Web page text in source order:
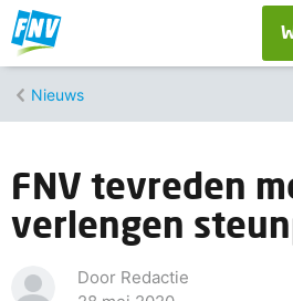
Nieuws
FNV tevreden
verlengen
Door Redactie